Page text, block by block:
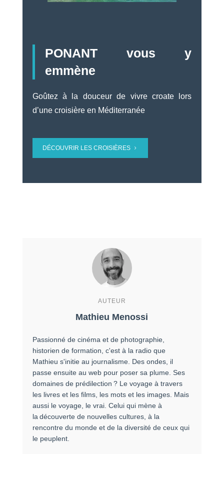
PONANT vous y
emmène
Goûtez à la douceur de vivre croate lors
d’une croisière en Méditerranée
DÉCOUVRIR LES CROISIÈRES
AUTEUR
Mathieu Menossi
Passionné de cinéma et de photographie,
historien de formation, c'est à la radio que
Mathieu s'initie au journalisme. Des ondes, il
passe ensuite au web pour poser sa plume. Ses
domaines de prédilection ? Le voyage à travers
les livres et les films, les mots et les images. Mais
aussi le voyage, le vrai. Celui qui mène à
la découverte de nouvelles cultures, à la
rencontre du monde et de la diversité de ceux qui
le peuplent.